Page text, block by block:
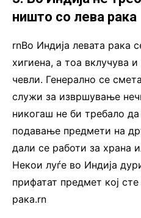
ништо со лева рака
rnВо Индија левата рака
хигиена, а тоа вклучува
чевли. Генерално се
служи за извршување
никогаш не би требало да
подавање предмети на
дали се работи за храна
Некои луѓе во Индија
прифатат предмет кој
рака.rn